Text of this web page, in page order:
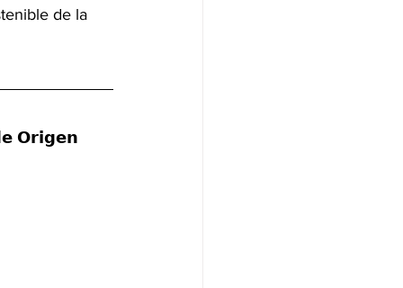
de la
𝗢𝗿𝗶𝗴𝗲𝗻